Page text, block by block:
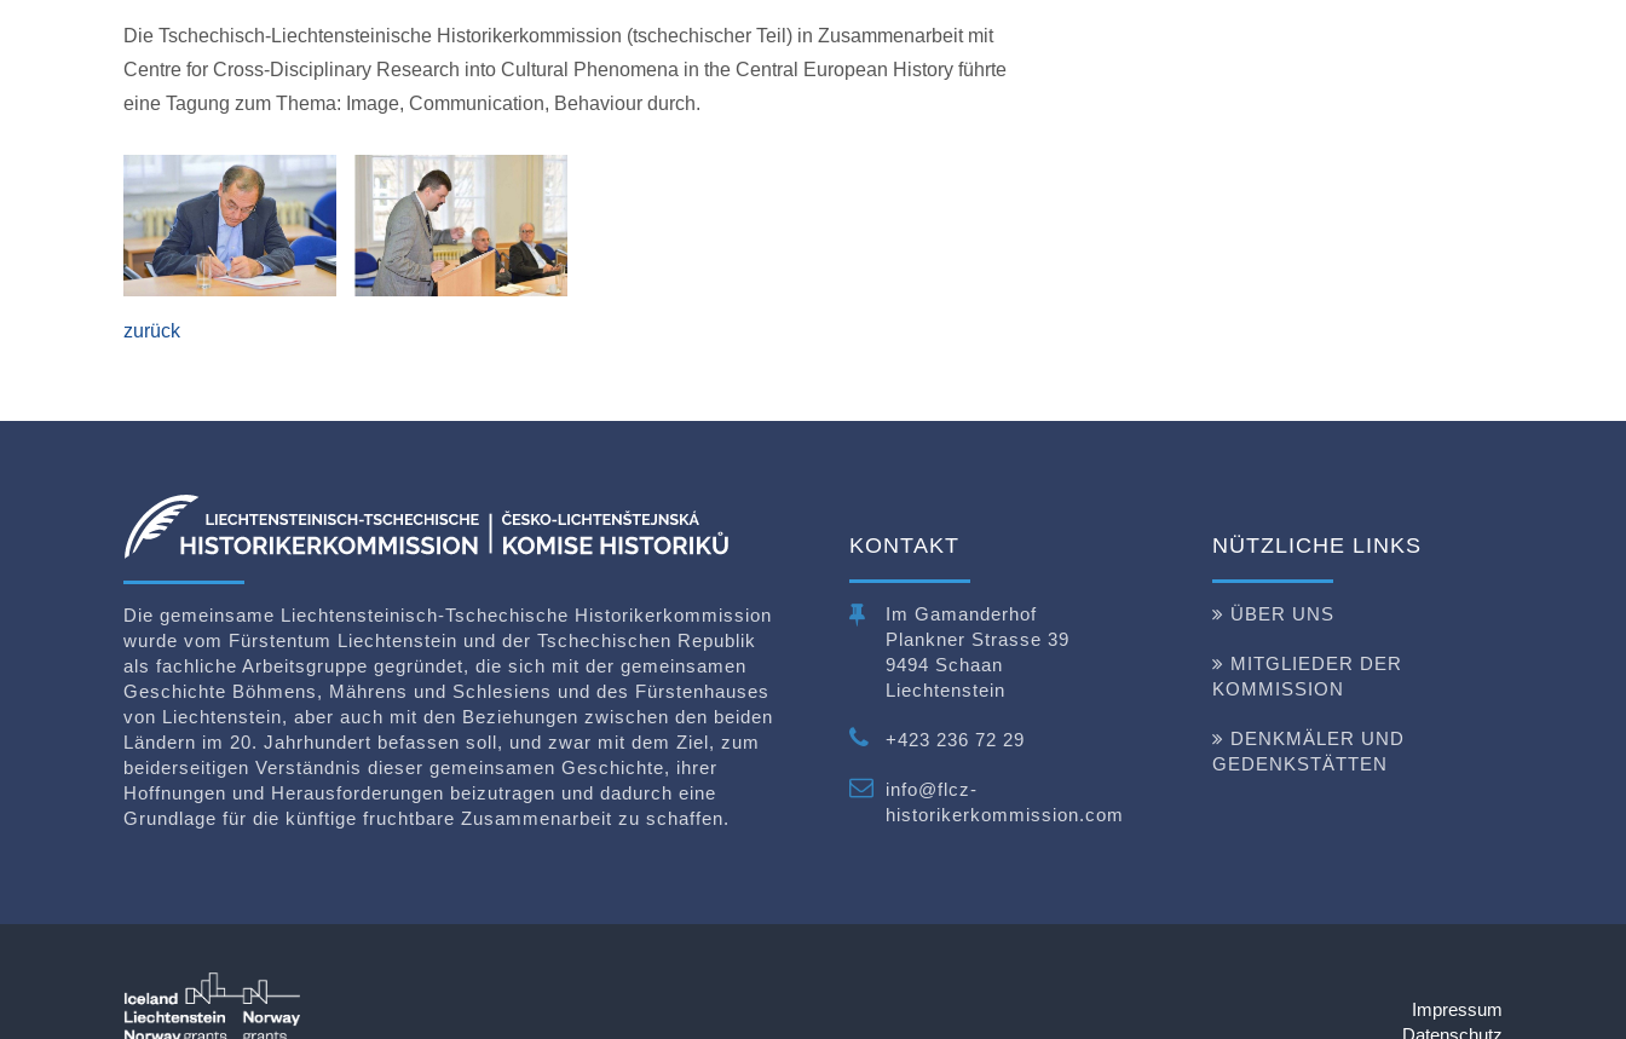
Die Tschechisch-Liechtensteinische Historikerkommission (tschechischer Teil) in Zusammenarbeit mit
Centre for Cross-Disciplinary Research into Cultural Phenomena in the Central European History führte
eine Tagung zum Thema: Image, Communication, Behaviour durch.
zurück
Die gemeinsame Liechtensteinisch-Tschechische Historikerkommission
wurde vom Fürstentum Liechtenstein und der Tschechischen Republik
als fachliche Arbeitsgruppe gegründet, die sich mit der gemeinsamen
Geschichte Böhmens, Mährens und Schlesiens und des Fürstenhauses
von Liechtenstein, aber auch mit den Beziehungen zwischen den beiden
Ländern im 20. Jahrhundert befassen soll, und zwar mit dem Ziel, zum
beiderseitigen Verständnis dieser gemeinsamen Geschichte, ihrer
Hoffnungen und Herausforderungen beizutragen und dadurch eine
Grundlage für die künftige fruchtbare Zusammenarbeit zu schaffen.
KONTAKT
Im Gamanderhof
Plankner Strasse 39
9494 Schaan
Liechtenstein
+423 236 72 29
info@flcz-
historikerkommission.com
NÜTZLICHE LINKS
ÜBER UNS
MITGLIEDER DER
KOMMISSION
DENKMÄLER UND
GEDENKSTÄTTEN
Impressum
Datenschutz